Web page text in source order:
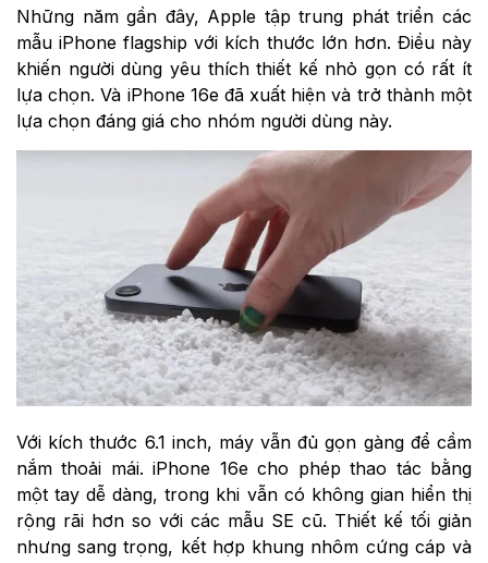
Những năm gần đây, Apple tập trung phát triển các
mẫu iPhone flagship với kích thước lớn hơn. Điều này
khiến người dùng yêu thích thiết kế nhỏ gọn có rất ít
lựa chọn. Và iPhone 16e đã xuất hiện và trở thành một
lựa chọn đáng giá cho nhóm người dùng này.
Với kích thước 6.1 inch, máy vẫn đủ gọn gàng để cầm
nắm thoải mái. iPhone 16e cho phép thao tác bằng
một tay dễ dàng, trong khi vẫn có không gian hiển thị
rộng rãi hơn so với các mẫu SE cũ. Thiết kế tối giản
nhưng sang trọng, kết hợp khung nhôm cứng cáp và